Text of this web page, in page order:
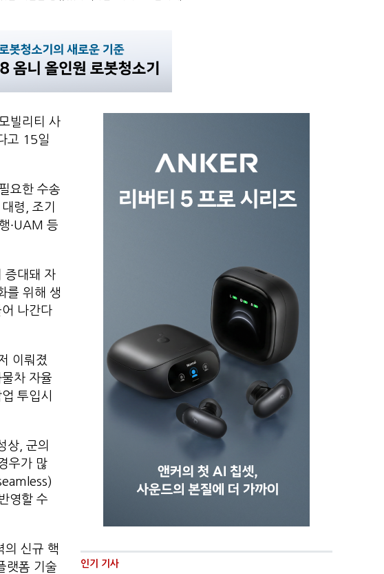
빌리티 사
고 15일
요한 수송
령, 조기
∙UAM 등
증대돼 자
를 위해 생
나간다
이뤄졌
차 자율
투입시
상, 군의
우가 많
영할 수
의 신규 핵
랫폼 기술
인기 기사